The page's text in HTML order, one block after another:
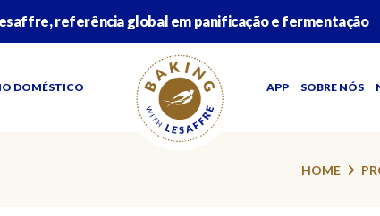
referência global em panificação e fermentação
DOMÉSTICO APP SOBRE NÓS
HOME